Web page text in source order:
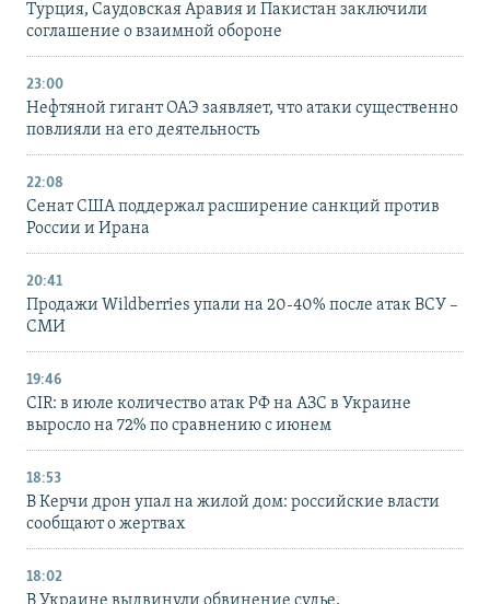
Турция, Саудовская Аравия и Пакистан заключили
соглашение о взаимной обороне
23:00
Нефтяной гигант ОАЭ заявляет, что атаки существенно
повлияли на его деятельность
22:08
Сенат США поддержал расширение санкций против
России и Ирана
20:41
Продажи Wildberries упали на 20-40% после атак ВСУ –
СМИ
19:46
CIR: в июле количество атак РФ на АЗС в Украине
выросло на 72% по сравнению с июнем
18:53
В Керчи дрон упал на жилой дом: российские власти
сообщают о жертвах
18:02